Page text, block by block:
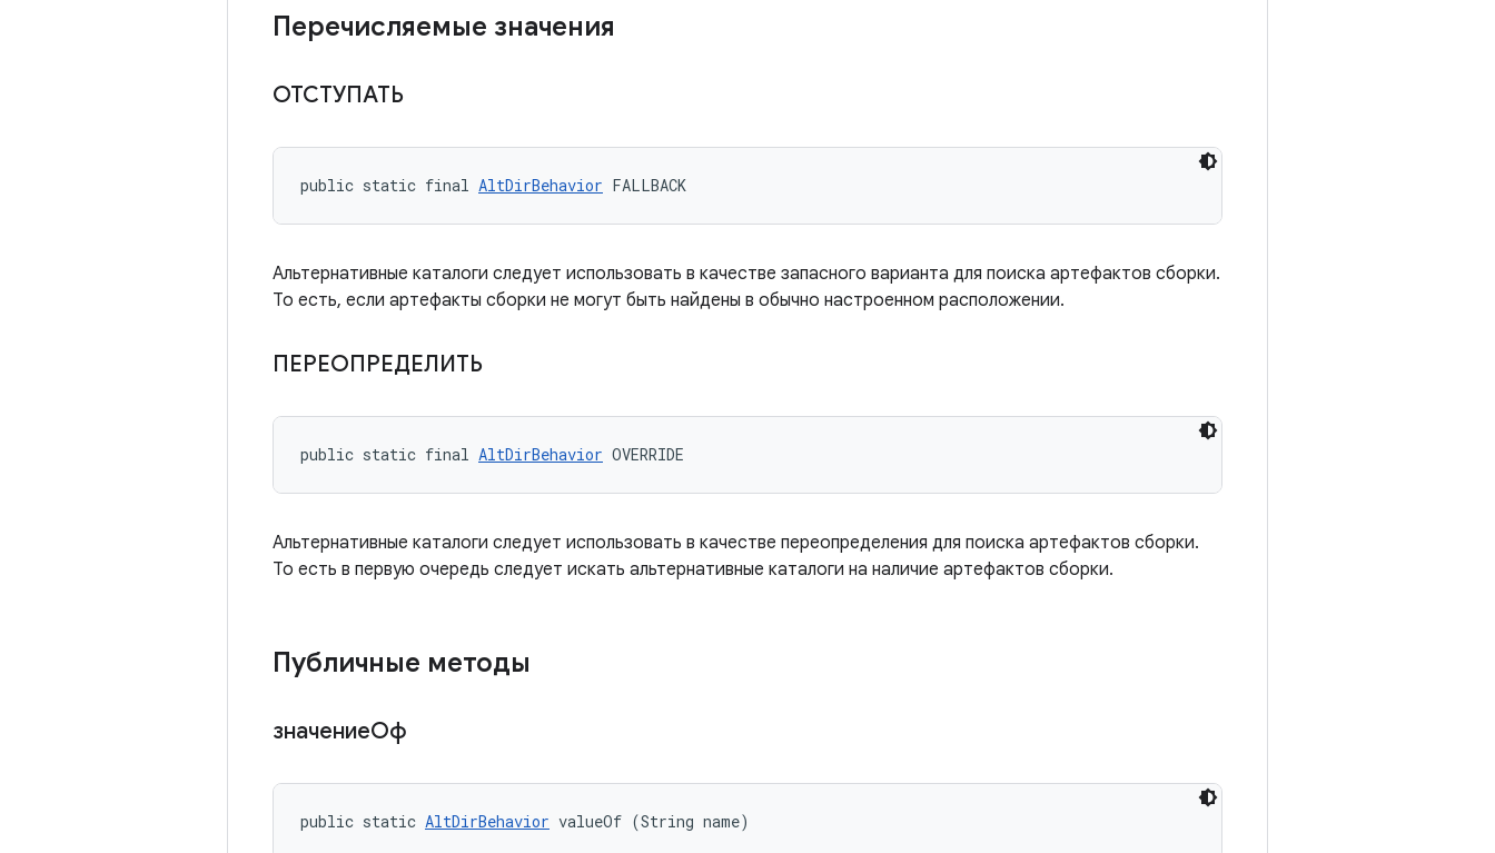
Перечисляемые значения
ОТСТУПАТЬ
public static final AltDirBehavior FALLBACK
Альтернативные каталоги следует использовать в качестве запасного варианта для поиска артефактов сборки.
То есть, если артефакты сборки не могут быть найдены в обычно настроенном расположении.
ПЕРЕОПРЕДЕЛИТЬ
public static final AltDirBehavior OVERRIDE
Альтернативные каталоги следует использовать в качестве переопределения для поиска артефактов сборки.
То есть в первую очередь следует искать альтернативные каталоги на наличие артефактов сборки.
Публичные методы
значениеОф
public static AltDirBehavior valueOf (String name)